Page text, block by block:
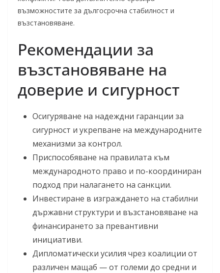
възможностите за дългосрочна стабилност и
възстановяване.
Рекомендации за
възстановяване на
доверие и сигурност
Осигуряване на надеждни гаранции за
сигурност и укрепване на международните
механизми за контрол.
Приспособяване на правилата към
международното право и по-координиран
подход при налагането на санкции.
Инвестиране в изграждането на стабилни
държавни структури и възстановяване на
финансирането за превантивни
инициативи.
Дипломатически усилия чрез коалиции от
различен мащаб — от големи до средни и